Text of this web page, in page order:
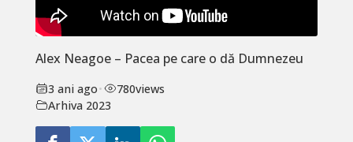
Alex Neagoe – Pacea pe care o dă Dumnezeu
3 ani ago• 780views
Arhiva 2023